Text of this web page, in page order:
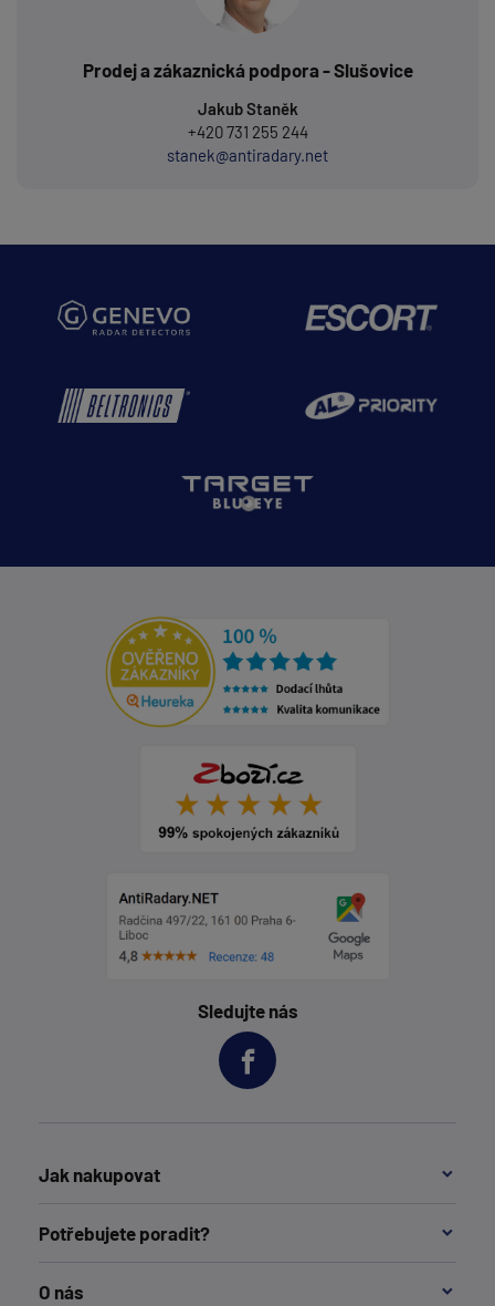
Prodej a zákaznická podpora - Slušovice
Jakub Staněk
+420 731 255 244
stanek@antiradary.net
Sledujte nás
Jak nakupovat
Potřebujete poradit?
O nás